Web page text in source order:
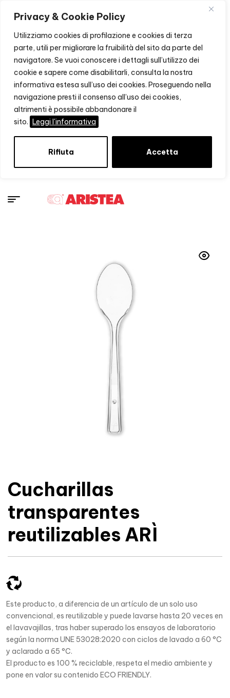
Privacy & Cookie Policy
Utilizziamo cookies di profilazione e cookies di terza
parte, utili per migliorare la fruibilità del sito da parte del
navigatore. Se vuoi conoscere i dettagli sull’utilizzo dei
cookie e sapere come disabilitarli, consulta la nostra
informativa estesa sull’uso dei cookies. Proseguendo nella
navigazione presti il consenso all’uso dei cookies,
altrimenti è possibile abbandonare il
sito. Leggi l'informativa
Rifiuta Accetta
Cucharillas
transparentes
reutilizables ARÌ
Este producto, a diferencia de un artículo de un solo uso
convencional, es reutilizable y puede lavarse hasta 20 veces en
el lavavajillas, tras haber superado los ensayos de laboratorio
según la norma UNE 53028:2020 con ciclos de lavado a 60 °C
y aclarado a 65 °C.
El producto es 100 % reciclable, respeta el medio ambiente y
pone en valor su contenido ECO FRIENDLY.